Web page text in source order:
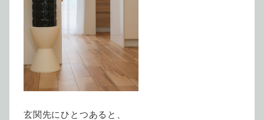
玄関先にひとつあると、